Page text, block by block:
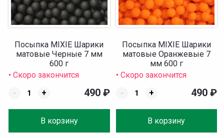
Посыпка MIXIE Шарики
матовые Черные 7 мм
600 г
• Скоро закончится
-
+
В корзину
490 ₽
Посыпка MIXIE Шарики
матовые Оранжевые 7
мм 600 г
• Скоро закончится
-
+
В корзину
490 ₽